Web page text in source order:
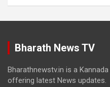
Bharath News TV
Bharathnewstv.in is a
offering latest News updates.